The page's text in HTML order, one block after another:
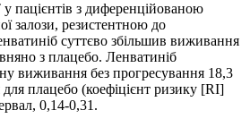
пацієнтів з диференційованою
залози, резистентною до
суттєво збільшив виживання
з плацебо. Ленватиніб
виживання без прогресування 18,3
плацебо (коефіцієнт ризику [RI]
0,14-0,31.